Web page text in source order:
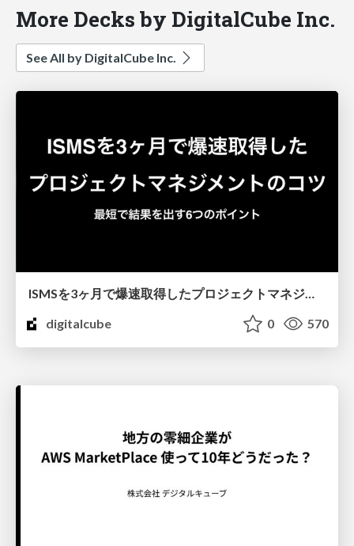
More Decks by DigitalCube Inc.
See All by DigitalCube Inc.
ISMSを3ヶ月で爆速取得したプロジェクトマネジメントのコツ
digitalcube
0 570